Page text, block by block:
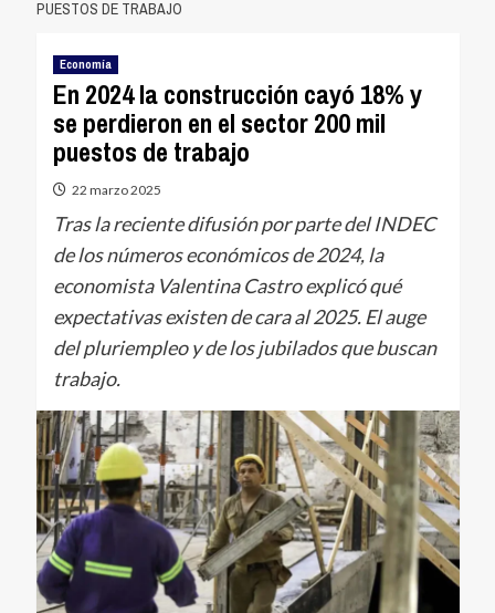
PUESTOS DE TRABAJO
Economía
En 2024 la construcción cayó 18% y
se perdieron en el sector 200 mil
puestos de trabajo
22 marzo 2025
Tras la reciente difusión por parte del INDEC
de los números económicos de 2024, la
economista Valentina Castro explicó qué
expectativas existen de cara al 2025. El auge
del pluriempleo y de los jubilados que buscan
trabajo.